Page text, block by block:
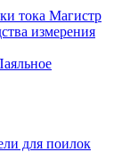
тока Магистр
измерения
для поилок